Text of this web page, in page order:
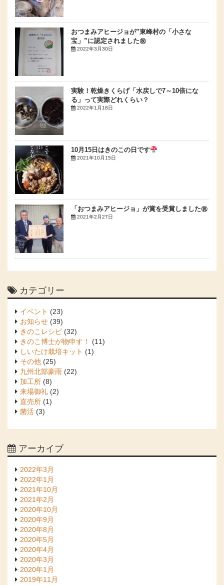
おつまみアヒージョが”東峰村の「小さな
宝」”に認定されました㊗
2022年3月30日
実験！乾燥きくらげ「水戻しで7～10倍にな
る」って実際どれくらい？
2022年1月18日
10月15日はきのこの日です
2021年10月15日
「おつまみアヒージョ」が賞を受賞しました㊗
2021年2月27日
カテゴリー
イベント (23)
お知らせ (39)
きのこレシピ (32)
きのこ博士が物申す！
(11)
しいたけ栽培キット (1)
その他 (25)
九州北部豪雨 (22)
加工所 (8)
来場御礼 (2)
直売所 (1)
菌活 (3)
アーカイブ
2022年3月
2022年1月
2021年10月
2021年2月
2020年10月
2020年9月
2020年8月
2020年5月
2020年4月
2020年3月
2020年1月
2019年11月